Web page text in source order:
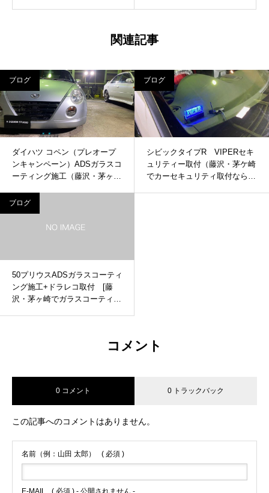
関連記事
ブログ
ダイハツ コペン（プレオープ
ンキャンペーン）ADSガラスコ
ーティング施工（藤沢・茅ヶ崎
ADSへ）
ブログ
シビックタイプR VIPERセキ
ュリティー取付（藤沢・茅ケ崎
でカーセキュリティ取付ならA
ブログ
50プリウスADSガラスコーティ
ング施工+ドラレコ取付 [藤
沢・茅ヶ崎でガラスコーティン
コメント
0 コメント 0 トラックバック
この記事へのコメントはありません。
名前（例：山田 太郎） ( 必須 )